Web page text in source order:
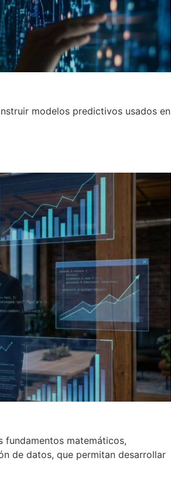
modelos predictivos usados en
matemáticos,
de datos, que permitan desarrollar